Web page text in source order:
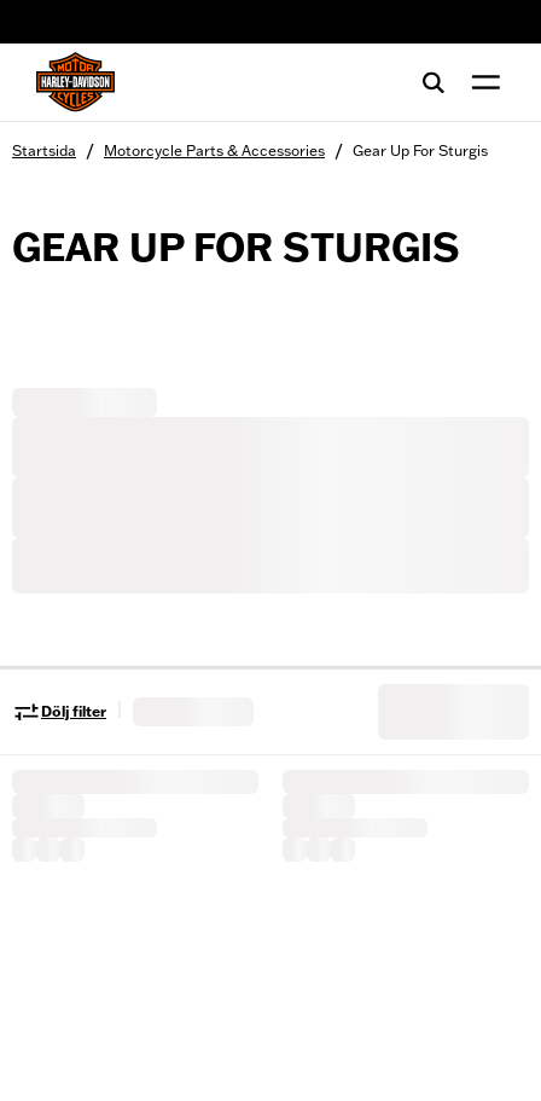
Startsida / Motorcycle Parts & Accessories / Gear Up For Sturgis
GEAR UP FOR STURGIS
Dölj filter